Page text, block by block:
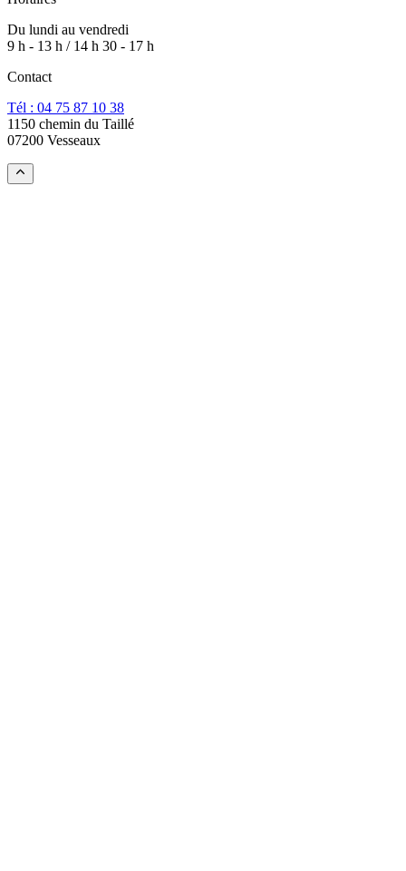
Du lundi au vendredi
9 h - 13 h / 14 h 30 - 17 h
Contact
Tél : 04 75 87 10 38
1150 chemin du Taillé
07200 Vesseaux